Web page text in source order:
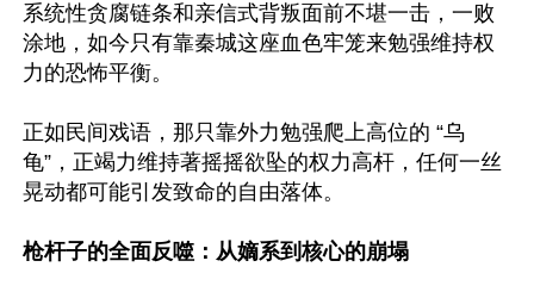
系统性贪腐链条和亲信式背叛面前不堪一击，一败
涂地，如今只有靠秦城这座血色牢笼来勉强维持权
力的恐怖平衡。
正如民间戏语，那只靠外力勉强爬上高位的 “乌
龟”，正竭力维持著摇摇欲坠的权力高杆，任何一丝
晃动都可能引发致命的自由落体。
枪杆子的全面反噬：从嫡系到核心的崩塌